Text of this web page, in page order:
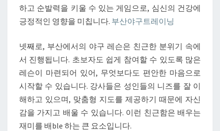
하고 순발력을 키울 수 있는 게임으로, 심신의 건강에
긍정적인 영향을 미칩니다. 부산야구트레이닝
넷째로, 부산에서의 야구 레슨은 친근한 분위기 속에
서 진행됩니다. 초보자도 쉽게 참여할 수 있도록 많은
레슨이 마련되어 있어, 무엇보다도 편안한 마음으로
시작할 수 있습니다. 강사들은 성인들의 니즈를 잘 이
해하고 있으며, 맞춤형 지도를 제공하기 때문에 자신
감을 가지고 배울 수 있습니다. 이런 친근함은 배우는
재미를 배ble 하는 큰 요소입니다.